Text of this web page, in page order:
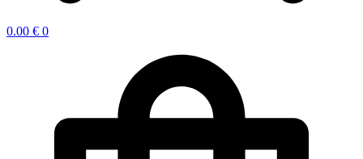
0.00 € 0